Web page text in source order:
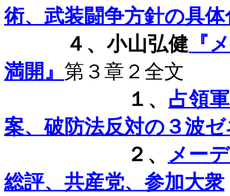
術、武装闘争方針の具体
４、小山弘健 『
満開』 第３章２全文
１、 占領
案、破防法反対の３波
２、
メー
総評、共産党、参加大衆